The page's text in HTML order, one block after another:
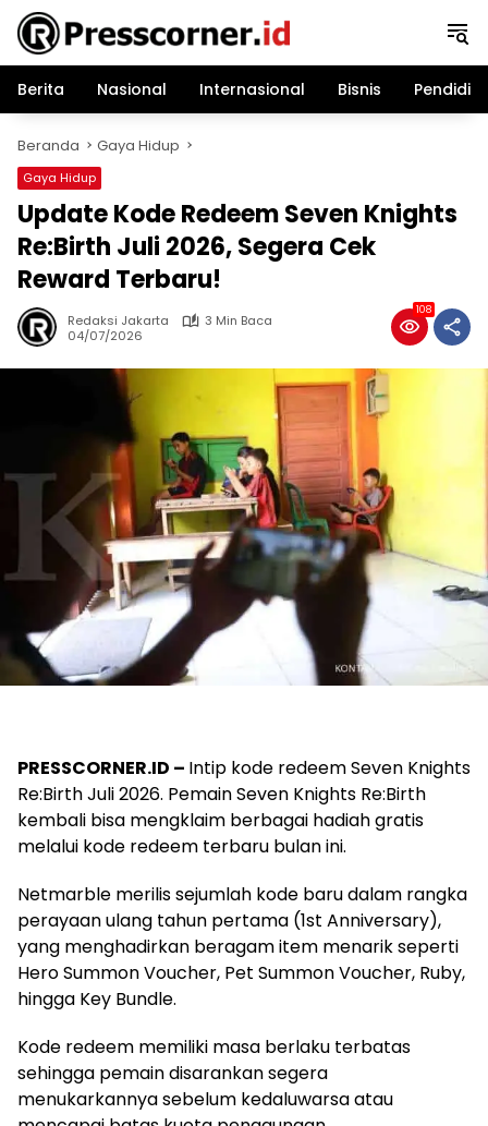
Langsung
konten
Berita
Nasional Internasional Bisnis
Beranda Gaya Hidup
Gaya Hidup
Update Kode Redeem Seven Knights
Re:Birth Juli 2026, Segera Cek
Reward Terbaru!
Redaksi Jakarta
3 Min Baca
04/07/2026
108
PRESSCORNER.ID – Intip kode redeem Seven Knights
Re:Birth Juli 2026. Pemain Seven Knights Re:Birth
kembali bisa mengklaim berbagai hadiah gratis
melalui kode redeem terbaru bulan ini.
Netmarble merilis sejumlah kode baru dalam rangka
perayaan ulang tahun pertama (1st Anniversary),
yang menghadirkan beragam item menarik seperti
Hero Summon Voucher, Pet Summon Voucher, Ruby,
hingga Key Bundle.
Kode redeem memiliki masa berlaku terbatas
sehingga pemain disarankan segera
menukarkannya sebelum kedaluwarsa atau